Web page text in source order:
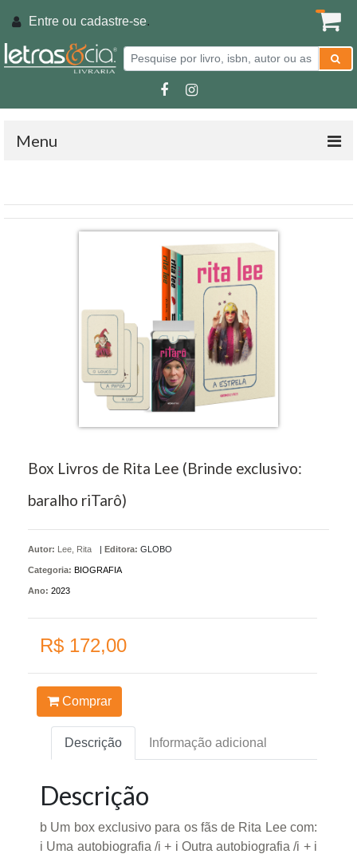
Entre ou cadastre-se.
Menu
Box Livros de Rita Lee (Brinde exclusivo:
baralho riTarô)
Autor: Lee, Rita Editora: GLOBO
Categoria: BIOGRAFIA
Ano: 2023
R$ 172,00
Comprar
Descrição Informação adicional
Descrição
b Um box exclusivo para os fãs de Rita Lee com:
i Uma autobiografia /i + i Outra autobiografia /i + i